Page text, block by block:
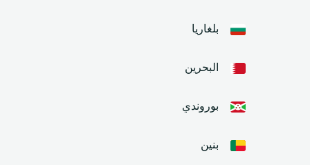
بلغاريا
البحرين
بوروندي
بنين